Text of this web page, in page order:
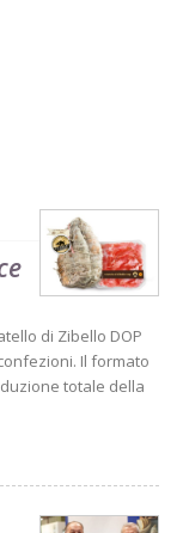
di Zibello DOP
Il formato
totale della